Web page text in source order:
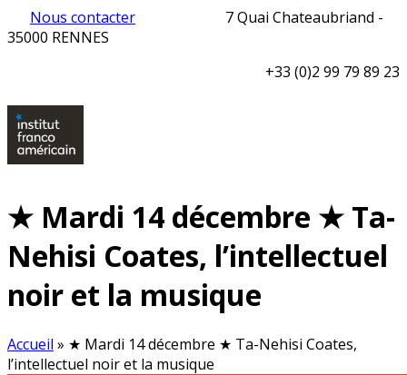
Nous contacter
7 Quai Chateaubriand -
35000 RENNES
+33 (0)2 99 79 89 23
★ Mardi 14 décembre ★ Ta-
Nehisi Coates, l’intellectuel
noir et la musique
Accueil » ★ Mardi 14 décembre ★ Ta-Nehisi Coates,
l’intellectuel noir et la musique